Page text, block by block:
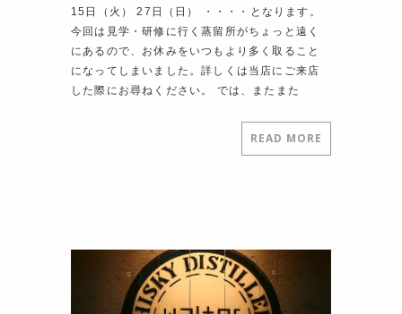
15日（火） 27日（日） ・・・・となります。
今回は見学・研修に行く蒸留所がちょっと遠く
にあるので、お休みをいつもより多く取ること
になってしまいました。詳しくは当店にご来店
した際にお尋ねください。 では、またまた
READ MORE